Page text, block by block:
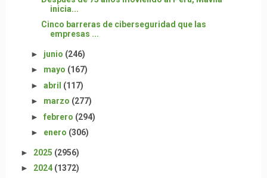
inicia...
Cinco barreras de ciberseguridad que las
empresas ...
► junio (246)
► mayo (167)
► abril (117)
► marzo (277)
► febrero (294)
► enero (306)
► 2025 (2956)
► 2024 (1372)